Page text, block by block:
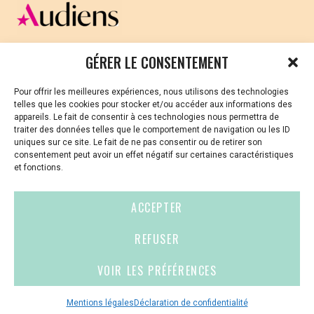
GÉRER LE CONSENTEMENT
Pour offrir les meilleures expériences, nous utilisons des technologies
telles que les cookies pour stocker et/ou accéder aux informations des
appareils. Le fait de consentir à ces technologies nous permettra de
traiter des données telles que le comportement de navigation ou les ID
uniques sur ce site. Le fait de ne pas consentir ou de retirer son
consentement peut avoir un effet négatif sur certaines caractéristiques
et fonctions.
ACCEPTER
REFUSER
VOIR LES PRÉFÉRENCES
Mentions légales Déclaration de confidentialité
CELLULE D’ÉCOUTE ET DE SOUTIEN PSYCHOLOGIQUE ET
Vous avez été témoin ou vous êtes victime de VSS ? Ou
vous êtes référent·es harcèlement en besoin de soutien
ou d’informations ?
01 87 20 30 90
violences-sexuelles-culture@audiens.org
presse
légales